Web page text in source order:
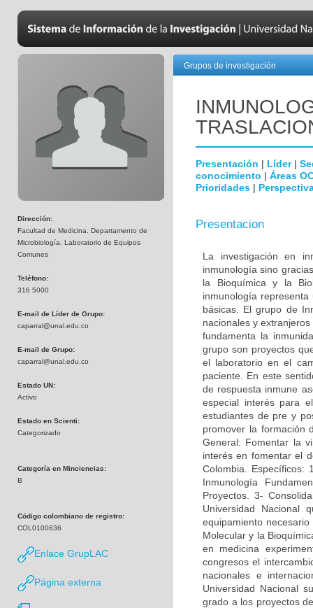
Dirección:
Facultad de Medicina. Departamento de
Microbiología. Laboratorio de Equipos
Comunes
Teléfono:
316 5000
E-mail de Líder de Grupo:
caparral@unal.edu.co
E-mail de Grupo:
caparral@unal.edu.co
Estado UN:
Activo
Estado en Scienti:
Categorizado
Categoría en Minciencias:
B
Código colombiano de registro:
COL0100636
Enlace GrupLAC
Página externa
Grupos de investigación
Presentación | Líder|
conocimiento | Áreas
Prioridades |
Presentacion
La investigación en
inmunología sino
la Bioquímica y la
inmunología
básicas. El grupo de
nacionales y
fundamenta la
grupo son proyectos
el laboratorio en el
paciente. En este
de respuesta inmune
especial interés para
estudiantes de pre y
promover la formación
General: Fomentar la
interés en fomentar el
Colombia. Específicos:
Inmunología
Proyectos. 3-
Universidad
equipamiento
Molecular y la
en medicina
congresos el
nacionales e
Universidad Nacional
grado a los proyectos